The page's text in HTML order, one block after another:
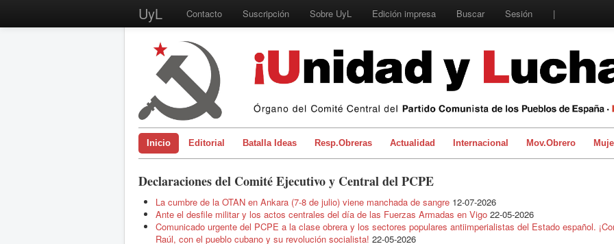
UyL Contacto Suscripción Sobre UyL Edición impresa Buscar Sesión |
Inicio Editorial Batalla Ideas Resp.Obreras Actualidad Internacional Mov.Obrero
Declaraciones del Comité Ejecutivo y Central del PCPE
La cumbre de la OTAN en Ankara (7-8 de julio) viene manchada de sangre 12-07-2026
Ante el desfile militar y los actos centrales del día de las Fuerzas Armadas en Vigo 22-05-2026
Comunicado urgente del PCPE a la clase obrera y los sectores populares antiimperialistas del Estado español.
Raúl, con el pueblo cubano y su revolución socialista! 22-05-2026